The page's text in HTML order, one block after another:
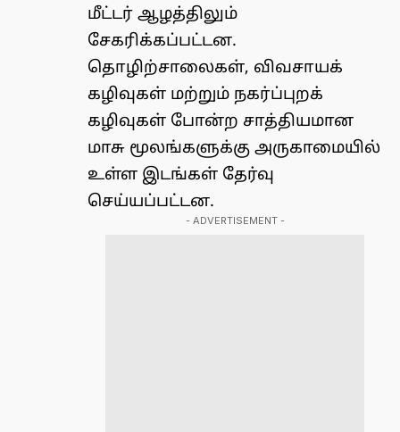
மீட்டர் ஆழத்திலும்
சேகரிக்கப்பட்டன.
தொழிற்சாலைகள், விவசாயக்
கழிவுகள் மற்றும் நகர்ப்புறக்
கழிவுகள் போன்ற சாத்தியமான
மாசு மூலங்களுக்கு அருகாமையில்
உள்ள இடங்கள் தேர்வு
செய்யப்பட்டன.
- ADVERTISEMENT -